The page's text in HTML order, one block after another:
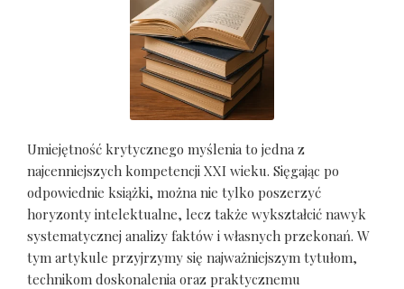
Umiejętność krytycznego myślenia to jedna z
najcenniejszych kompetencji XXI wieku. Sięgając po
odpowiednie książki, można nie tylko poszerzyć
horyzonty intelektualne, lecz także wykształcić nawyk
systematycznej analizy faktów i własnych przekonań. W
tym artykule przyjrzymy się najważniejszym tytułom,
technikom doskonalenia oraz praktycznemu